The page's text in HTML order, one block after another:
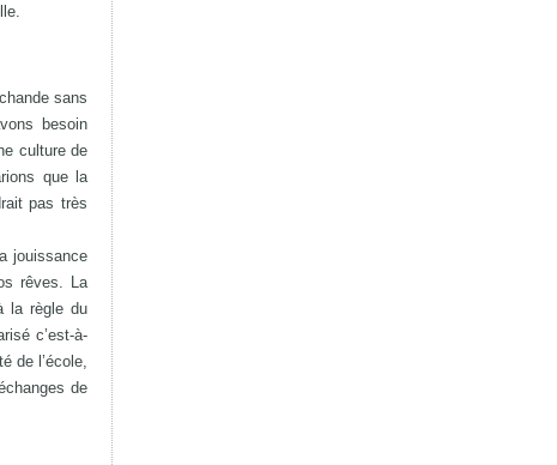
sans
besoin
culture de
que la
pas très
jouissance
rêves. La
la règle du
c’est-à-
de l’école,
de